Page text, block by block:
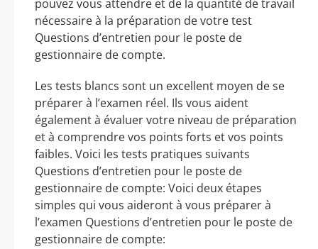
pouvez vous attendre et de la quantité de travail
nécessaire à la préparation de votre test
Questions d’entretien pour le poste de
gestionnaire de compte.
Les tests blancs sont un excellent moyen de se
préparer à l’examen réel. Ils vous aident
également à évaluer votre niveau de préparation
et à comprendre vos points forts et vos points
faibles. Voici les tests pratiques suivants
Questions d’entretien pour le poste de
gestionnaire de compte: Voici deux étapes
simples qui vous aideront à vous préparer à
l’examen Questions d’entretien pour le poste de
gestionnaire de compte: